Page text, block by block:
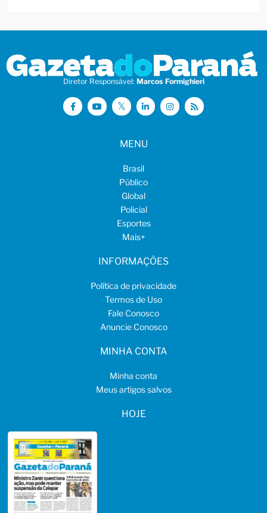
Diretor Responsável: Marcos Formighieri
MENU
Brasil
Público
Global
Policial
Esportes
Mais+
INFORMAÇÕES
Política de privacidade
Termos de Uso
Fale Conosco
Anuncie Conosco
MINHA CONTA
Minha conta
Meus artigos salvos
HOJE